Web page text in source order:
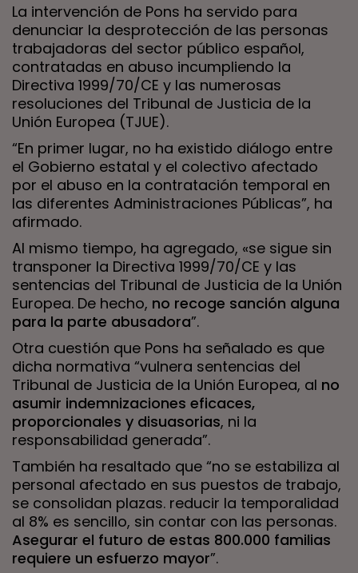
La intervención de Pons ha servido para
denunciar la desprotección de las personas
trabajadoras del sector público español,
contratadas en abuso incumpliendo la
Directiva 1999/70/CE y las numerosas
resoluciones del Tribunal de Justicia de la
Unión Europea (TJUE).
“En primer lugar, no ha existido diálogo entre
el Gobierno estatal y el colectivo afectado
por el abuso en la contratación temporal en
las diferentes Administraciones Públicas”, ha
afirmado.
Al mismo tiempo, ha agregado, «se sigue sin
transponer la Directiva 1999/70/CE y las
sentencias del Tribunal de Justicia de la Unión
Europea. De hecho, no recoge sanción alguna
para la parte abusadora”.
Otra cuestión que Pons ha señalado es que
dicha normativa “vulnera sentencias del
Tribunal de Justicia de la Unión Europea, al no
asumir indemnizaciones eficaces,
proporcionales y disuasorias, ni la
responsabilidad generada”.
También ha resaltado que “no se estabiliza al
personal afectado en sus puestos de trabajo,
se consolidan plazas. reducir la temporalidad
al 8% es sencillo, sin contar con las personas.
Asegurar el futuro de estas 800.000 familias
requiere un esfuerzo mayor”.